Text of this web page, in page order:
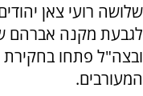
שלושה רועי צאן
לגבעת מקנה אברהם
ובצה"ל פתחו בחקירת
המעורבים.